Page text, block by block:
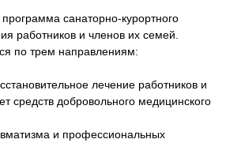
санаторно-курортного
работников и членов их семей.
по трем направлениям:
лечение работников и
средств добровольного медицинского
и профессиональных